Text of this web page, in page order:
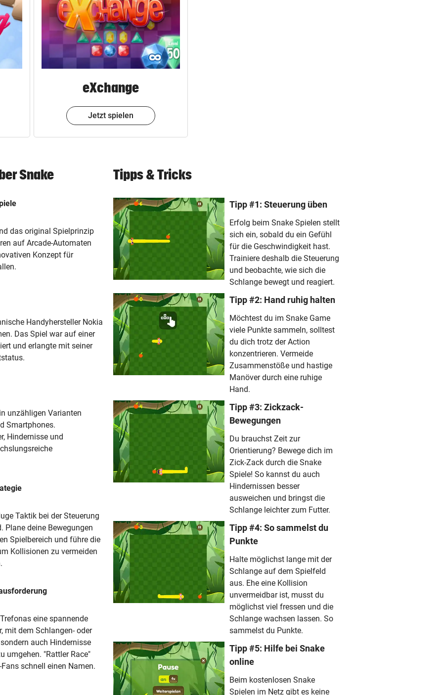
eXchange
Jetzt spielen
Snake
das original Spielprinzip
auf Arcade-Automaten
Konzept für
Handyhersteller Nokia
Das Spiel war auf einer
und erlangte mit seiner
unzähligen Varianten
Smartphones.
Hindernisse und
Taktik bei der Steuerung
Plane deine Bewegungen
Spielbereich und führe die
Kollisionen zu vermeiden
eine spannende
mit dem Schlangen- oder
auch Hindernisse
umgehen. "Rattler Race"
schnell einen Namen.
Tipps & Tricks
Tipp #1: Steuerung üben
Erfolg beim Snake Spielen stellt
sich ein, sobald du ein Gefühl
für die Geschwindigkeit hast.
Trainiere deshalb die Steuerung
und beobachte, wie sich die
Schlange bewegt und reagiert.
Tipp #2: Hand ruhig halten
Möchtest du im Snake Game
viele Punkte sammeln, solltest
du dich trotz der Action
konzentrieren. Vermeide
Zusammenstöße und hastige
Manöver durch eine ruhige
Hand.
Tipp #3: Zickzack-
Bewegungen
Du brauchst Zeit zur
Orientierung? Bewege dich im
Zick-Zack durch die Snake
Spiele! So kannst du auch
Hindernissen besser
ausweichen und bringst die
Schlange leichter zum Futter.
Tipp #4: So sammelst du
Punkte
Halte möglichst lange mit der
Schlange auf dem Spielfeld
aus. Ehe eine Kollision
unvermeidbar ist, musst du
möglichst viel fressen und die
Schlange wachsen lassen. So
sammelst du Punkte.
Tipp #5: Hilfe bei Snake
online
Beim kostenlosen Snake
Spielen im Netz gibt es keine